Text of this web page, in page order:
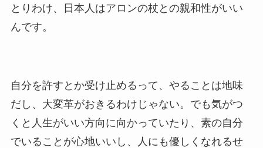
とりわけ、日本人はアロンの杖との親和性がいい
んです。
自分を許すとか受け止めるって、やることは地味
だし、大変革がおきるわけじゃない。でも気がつ
くと人生がいい方向に向かっていたり、素の自分
でいることが心地いいし、人にも優しくなれるせ